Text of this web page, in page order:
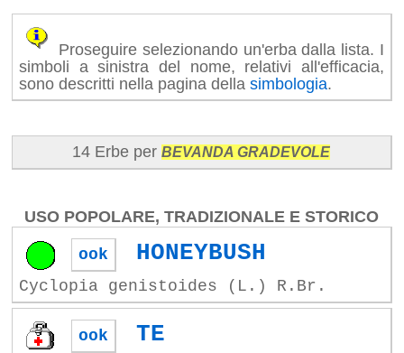
Proseguire selezionando un'erba dalla lista. I
simboli a sinistra del nome, relativi all'efficacia,
sono descritti nella pagina dellasimbologia.
14 Erbe perBEVANDA GRADEVOLE
USO POPOLARE, TRADIZIONALE E STORICO
ook HONEYBUSH
Cyclopia genistoides (L.) R.Br.
ook TE